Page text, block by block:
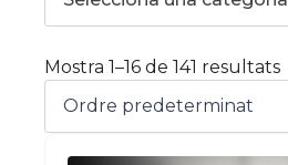
Mostra 1–16 de 141 resultats